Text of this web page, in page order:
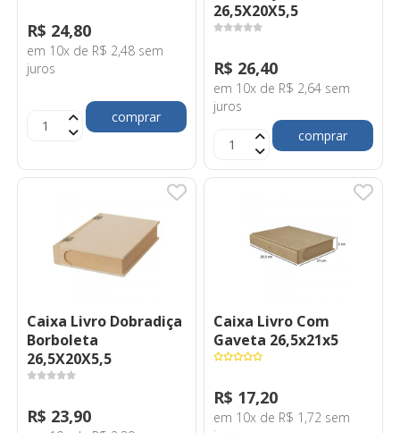
R$ 24,80
em 10x de R$ 2,48 sem
juros
comprar
26,5X20X5,5
R$ 26,40
em 10x de R$ 2,64 sem
juros
comprar
Caixa Livro Dobradiça
Borboleta
26,5X20X5,5
R$ 23,90
Caixa Livro Com
Gaveta 26,5x21x5
R$ 17,20
em 10x de R$ 1,72 sem